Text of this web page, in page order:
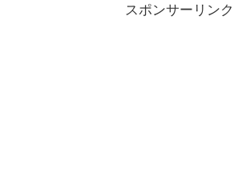
スポンサーリンク